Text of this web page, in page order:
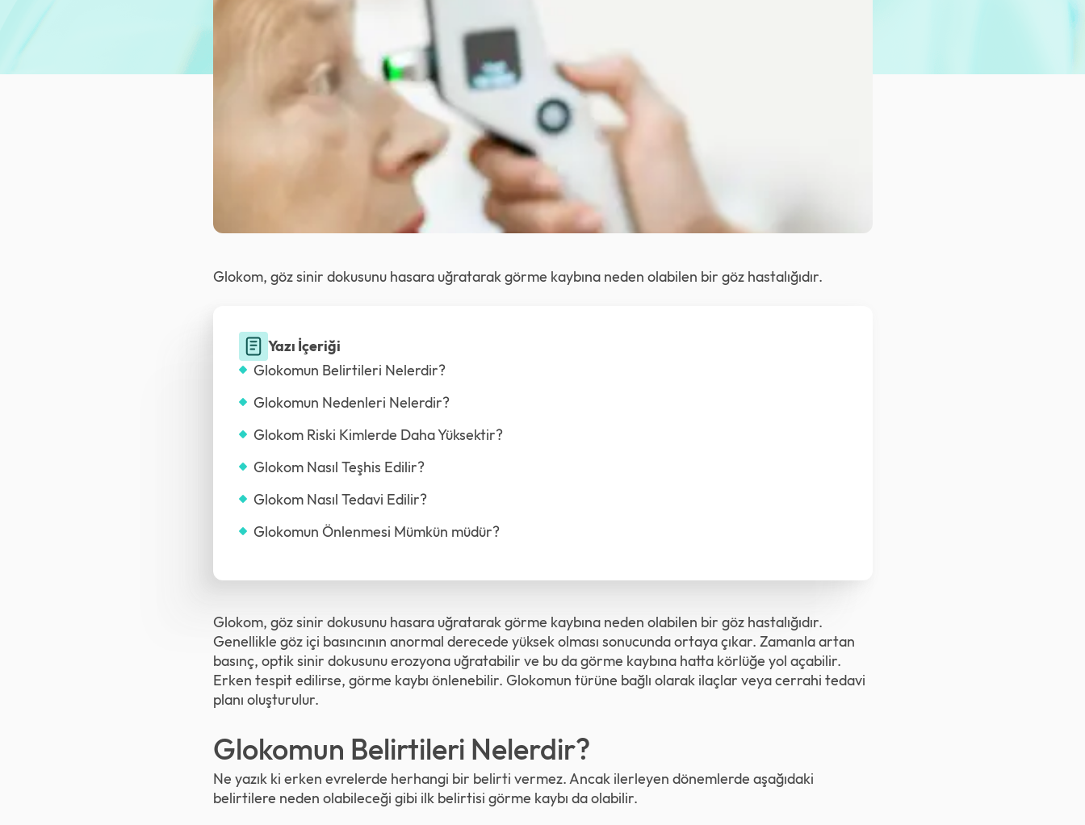
Glokom, göz sinir dokusunu hasara uğratarak görme kaybına neden olabilen bir göz hastalığıdır.
Yazı İçeriği
Glokomun Belirtileri Nelerdir?
Glokomun Nedenleri Nelerdir?
Glokom Riski Kimlerde Daha Yüksektir?
Glokom Nasıl Teşhis Edilir?
Glokom Nasıl Tedavi Edilir?
Glokomun Önlenmesi Mümkün müdür?
Glokom, göz sinir dokusunu hasara uğratarak görme kaybına neden olabilen bir göz hastalığıdır.
Genellikle göz içi basıncının anormal derecede yüksek olması sonucunda ortaya çıkar. Zamanla artan
basınç, optik sinir dokusunu erozyona uğratabilir ve bu da görme kaybına hatta körlüğe yol açabilir.
Erken tespit edilirse, görme kaybı önlenebilir. Glokomun türüne bağlı olarak ilaçlar veya cerrahi tedavi
planı oluşturulur.
Glokomun Belirtileri Nelerdir?
Ne yazık ki erken evrelerde herhangi bir belirti vermez. Ancak ilerleyen dönemlerde aşağıdaki
belirtilere neden olabileceği gibi ilk belirtisi görme kaybı da olabilir.